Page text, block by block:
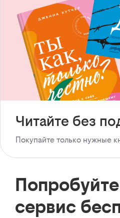
Читайте без
Покупайте только нужные
сервис